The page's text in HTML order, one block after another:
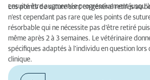
ensuite être augmentée progressivement
Les points de suture sont en général retirés au
n'est cependant pas rare que les points de
résorbable qui ne nécessite pas d'être retiré
même après 2 à 3 semaines. Le vétérinaire
spécifiques adaptés à l'individu en question lors
clinique.